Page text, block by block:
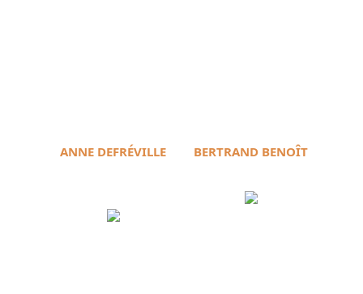
ANNE DEFRÉVILLE BERTRAND BENOÎT